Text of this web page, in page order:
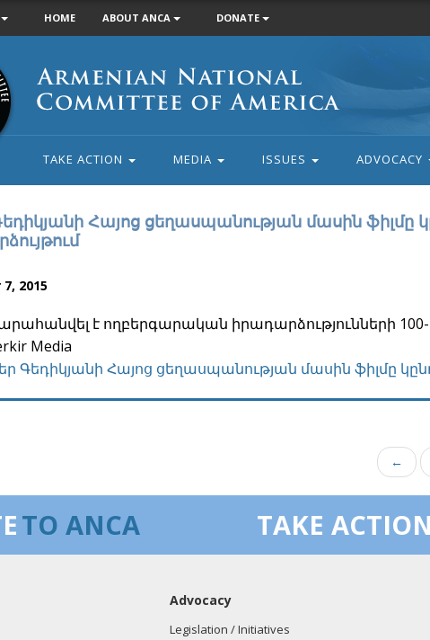
HOME ABOUT ANCA DONATE
TAKE ACTION MEDIA ISSUES ADVOCACY
Հայոց ցեղասպանության մասին ֆիլմը
2015
է ողբերգարական իրադարձությունների
Media
Գեդիկյանի Հայոց ցեղասպանության մասին ֆիլմը
←
TO ANCA TAKE ACTION
Advocacy
Legislation / Initiatives